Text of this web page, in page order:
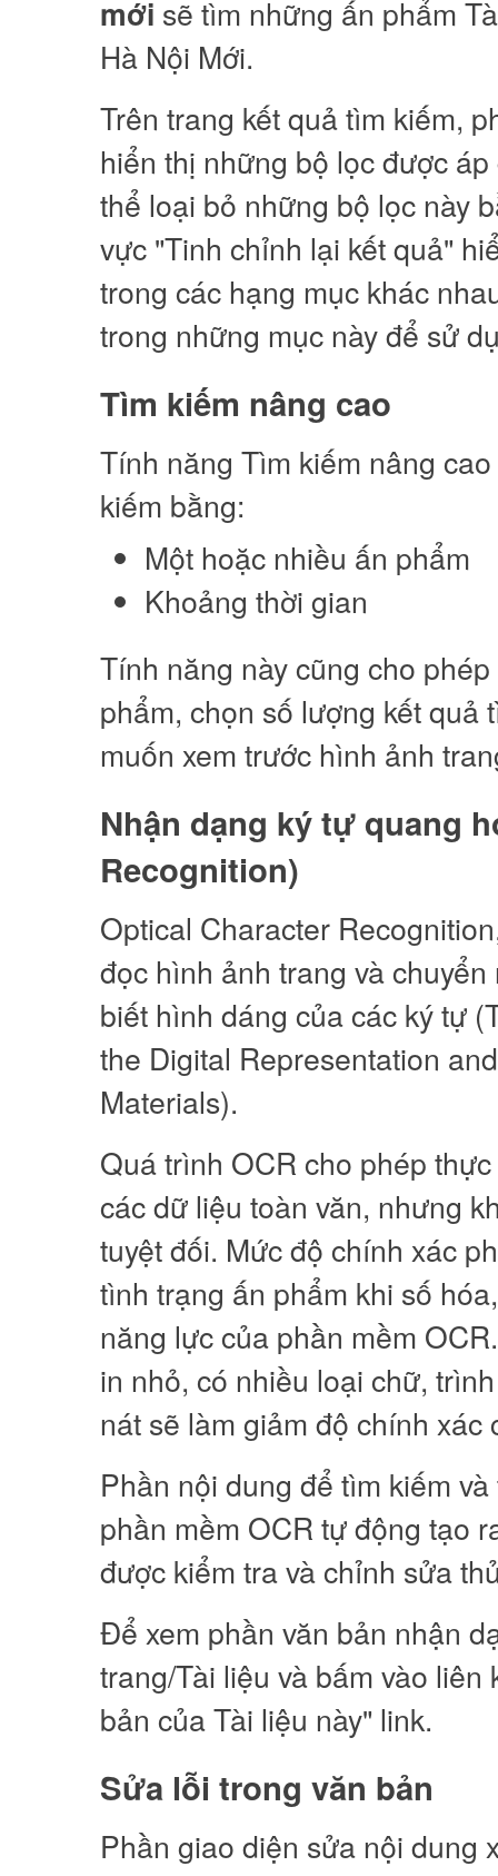
mới sẽ tìm những ấn phẩm
Hà Nội Mới.
Trên trang kết quả tìm kiếm,
hiển thị những bộ lọc được
thể loại bỏ những bộ lọc này
vực "Tinh chỉnh lại kết quả"
trong các hạng mục khác
trong những mục này để sử
Tìm kiếm nâng cao
Tính năng Tìm kiếm nâng
kiếm bằng:
Một hoặc nhiều ấn phẩm
Khoảng thời gian
Tính năng này cũng cho
phẩm, chọn số lượng kết quả
muốn xem trước hình ảnh
Nhận dạng ký tự quang
Recognition)
Optical Character
đọc hình ảnh trang và
biết hình dáng của các ký tự
the Digital Representation
Materials).
Quá trình OCR cho phép
các dữ liệu toàn văn, nhưng
tuyệt đối. Mức độ chính xác
tình trạng ấn phẩm khi số
năng lực của phần mềm
in nhỏ, có nhiều loại chữ,
nát sẽ làm giảm độ chính xác
Phần nội dung để tìm kiếm
phần mềm OCR tự động tạo
được kiểm tra và chỉnh sửa
Để xem phần văn bản nhận
trang/Tài liệu và bấm vào
bản của Tài liệu này" link.
Sửa lỗi trong văn bản
Phần giao diện sửa nội dung